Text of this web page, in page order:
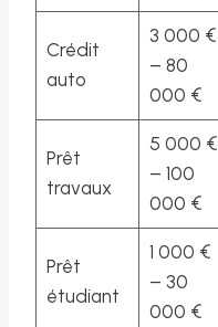
Crédit
auto
3 000 €
– 80
000 €
Prêt
travaux
5 000 €
– 100
000 €
Prêt
étudiant
1 000 €
– 30
000 €